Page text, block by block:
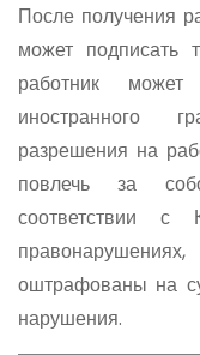
После получения
может подписать
работник
иностранного
разрешения на
повлечь за
соответствии с
оштрафованы на
нарушения.